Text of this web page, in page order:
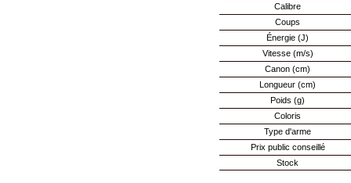
Calibre
Coups
Énergie (J)
Vitesse (m/s)
Canon (cm)
Longueur (cm)
Poids (g)
Coloris
Type d'arme
Prix public conseillé
Stock